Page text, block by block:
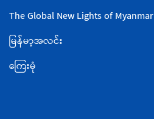
The Global New Lights of Myanmar
မြန်မာ့အလင်း
ကြေးမုံ